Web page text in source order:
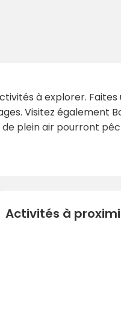
à explorer.
Visitez également
plein air pourront
Activités à